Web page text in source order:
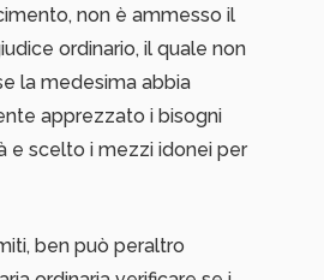
non è ammesso il
ordinario, il quale non
la medesima abbia
apprezzato i bisogni
e scelto i mezzi idonei per
ben può peraltro